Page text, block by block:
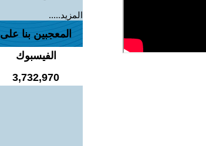
المزيد.....
المعجبين بنا على
الفيسبوك
3,732,970